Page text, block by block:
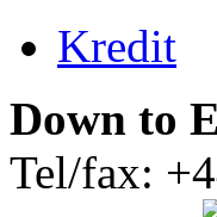
Kredit
Down to
Tel/fax: